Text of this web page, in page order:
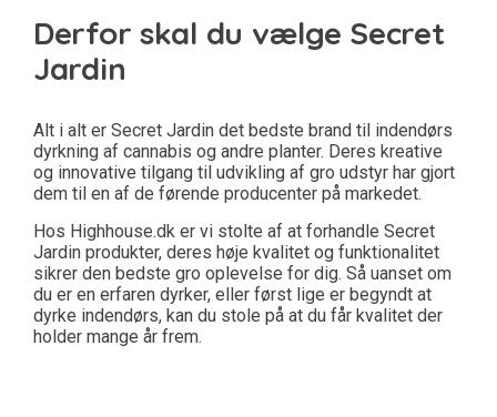
Derfor skal du vælge Secret
Jardin
Alt i alt er Secret Jardin det bedste brand til indendørs
dyrkning af cannabis og andre planter. Deres kreative
og innovative tilgang til udvikling af gro udstyr har gjort
dem til en af de førende producenter på markedet.
Hos Highhouse.dk er vi stolte af at forhandle Secret
Jardin produkter, deres høje kvalitet og funktionalitet
sikrer den bedste gro oplevelse for dig. Så uanset om
du er en erfaren dyrker, eller først lige er begyndt at
dyrke indendørs, kan du stole på at du får kvalitet der
holder mange år frem.